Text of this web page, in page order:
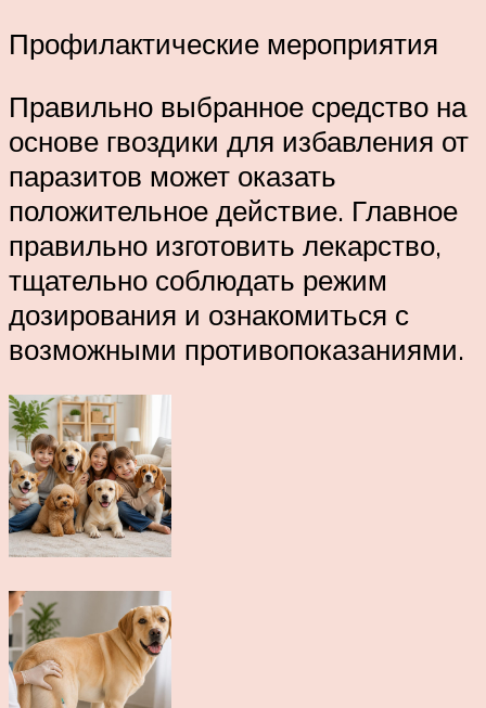
Профилактические мероприятия
Правильно выбранное средство на
основе гвоздики для избавления от
паразитов может оказать
положительное действие. Главное
правильно изготовить лекарство,
тщательно соблюдать режим
дозирования и ознакомиться с
возможными противопоказаниями.